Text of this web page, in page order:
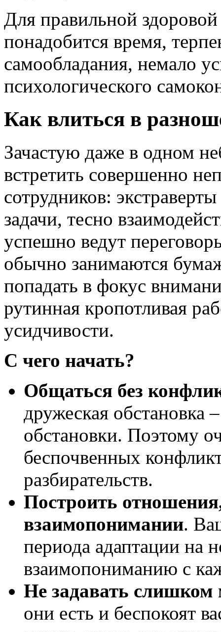
Для правильной
понадобится время,
самообладания, немало
психологического
Как влиться в
Зачастую даже в одном
встретить совершенно
сотрудников:
задачи, тесно
успешно ведут
обычно занимаются
попадать в фокус
рутинная кропотливая
усидчивости.
С чего начать?
Общаться без
дружеская обстановка
обстановки. Поэтому
беспочвенных
разбирательств.
Построить
взаимопонимании.
периода адаптации на
взаимопониманию с
Не задавать слишком
они есть и беспокоят